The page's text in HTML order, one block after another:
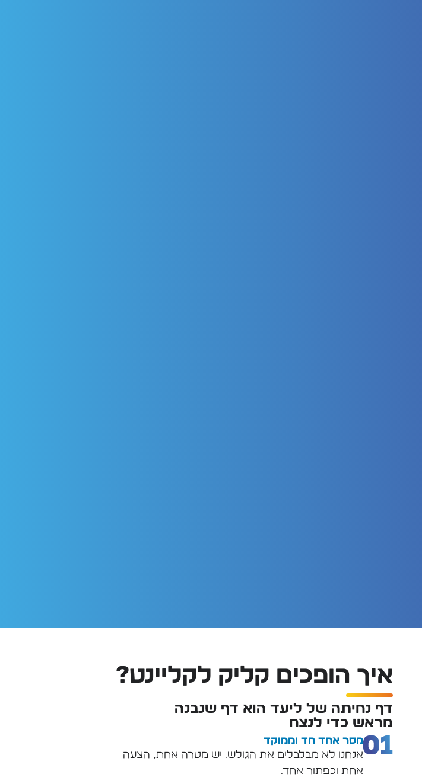
איך הופכים קליק לקליינט?
דף נחיתה של ליעד הוא דף שנבנה
מראש כדי לנצח
מסר אחד חד וממוקד
אנחנו לא מבלבלים את הגולש. יש מטרה אחת, הצעה
אחת וכפתור אחד.